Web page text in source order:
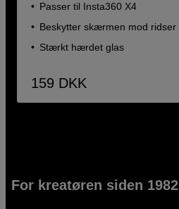
Passer til Insta360 X4
Beskytter skærmen mod ridser
Stærkt hærdet glas
159 DKK
For kreatøren siden 1982